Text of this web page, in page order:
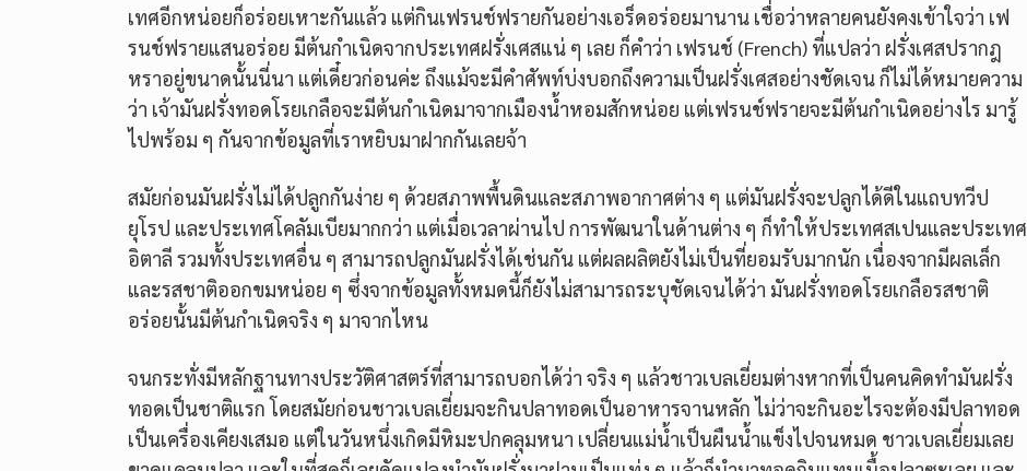
เทศอีกหน่อยก็อร่อยเหาะกันแล้ว แต่กินเฟรนช์ฟรายกันอย่างเอร็ดอร่อยมานาน เชื่อว่าหลายคนยังคงเข้าใจว่า เฟ
รนช์ฟรายแสนอร่อย มีต้นกำเนิดจากประเทศฝรั่งเศสแน่ ๆ เลย ก็คำว่า เฟรนช์ (French) ที่แปลว่า ฝรั่งเศสปรากฎ
หราอยู่ขนาดนั้นนี่นา แต่เดี๋ยวก่อนค่ะ ถึงแม้จะมีคำศัพท์บ่งบอกถึงความเป็นฝรั่งเศสอย่างชัดเจน ก็ไม่ได้หมายความ
ว่า เจ้ามันฝรั่งทอดโรยเกลือจะมีต้นกำเนิดมาจากเมืองน้ำหอมสักหน่อย แต่เฟรนช์ฟรายจะมีต้นกำเนิดอย่างไร มารู้
ไปพร้อม ๆ กันจากข้อมูลที่เราหยิบมาฝากกันเลยจ้า
สมัยก่อนมันฝรั่งไม่ได้ปลูกกันง่าย ๆ ด้วยสภาพพื้นดินและสภาพอากาศต่าง ๆ แต่มันฝรั่งจะปลูกได้ดีในแถบทวีป
ยุโรป และประเทศโคลัมเบียมากกว่า แต่เมื่อเวลาผ่านไป การพัฒนาในด้านต่าง ๆ ก็ทำให้ประเทศสเปนและประเทศ
อิตาลี รวมทั้งประเทศอื่น ๆ สามารถปลูกมันฝรั่งได้เช่นกัน แต่ผลผลิตยังไม่เป็นที่ยอมรับมากนัก เนื่องจากมีผลเล็ก
และรสชาติออกขมหน่อย ๆ ซึ่งจากข้อมูลทั้งหมดนี้ก็ยังไม่สามารถระบุชัดเจนได้ว่า มันฝรั่งทอดโรยเกลือรสชาติ
อร่อยนั้นมีต้นกำเนิดจริง ๆ มาจากไหน
จนกระทั่งมีหลักฐานทางประวัติศาสตร์ที่สามารถบอกได้ว่า จริง ๆ แล้วชาวเบลเยี่ยมต่างหากที่เป็นคนคิดทำมันฝรั่ง
ทอดเป็นชาติแรก โดยสมัยก่อนชาวเบลเยี่ยมจะกินปลาทอดเป็นอาหารจานหลัก ไม่ว่าจะกินอะไรจะต้องมีปลาทอด
เป็นเครื่องเคียงเสมอ แต่ในวันหนึ่งเกิดมีหิมะปกคลุมหนา เปลี่ยนแม่น้ำเป็นผืนน้ำแข็งไปจนหมด ชาวเบลเยี่ยมเลย